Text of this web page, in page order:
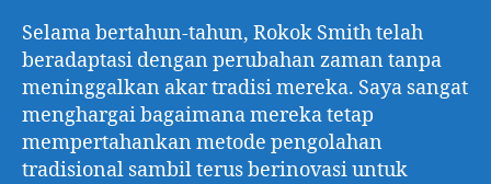
Selama bertahun-tahun, Rokok Smith telah
beradaptasi dengan perubahan zaman tanpa
meninggalkan akar tradisi mereka. Saya sangat
menghargai bagaimana mereka tetap
mempertahankan metode pengolahan
tradisional sambil terus berinovasi untuk